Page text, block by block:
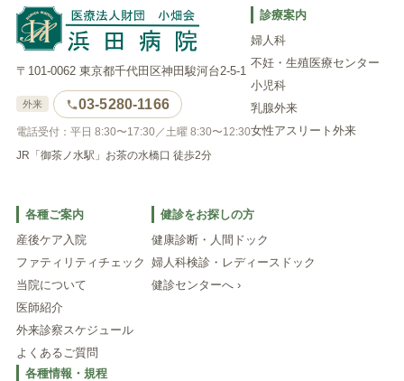
〒101-0062 東京都千代田区神田駿河台2-5-1
外来 03-5280-1166
電話受付：平日 8:30〜17:30／土曜 8:30〜12:30
JR「御茶ノ水駅」お茶の水橋口 徒歩2分
診療案内
婦人科
不妊・生殖医療センター
小児科
乳腺外来
女性アスリート外来
各種ご案内
産後ケア入院
ファティリティチェック
当院について
医師紹介
外来診察スケジュール
よくあるご質問
健診をお探しの方
健康診断・人間ドック
婦人科検診・レディースドック
健診センターへ ›
各種情報・規程